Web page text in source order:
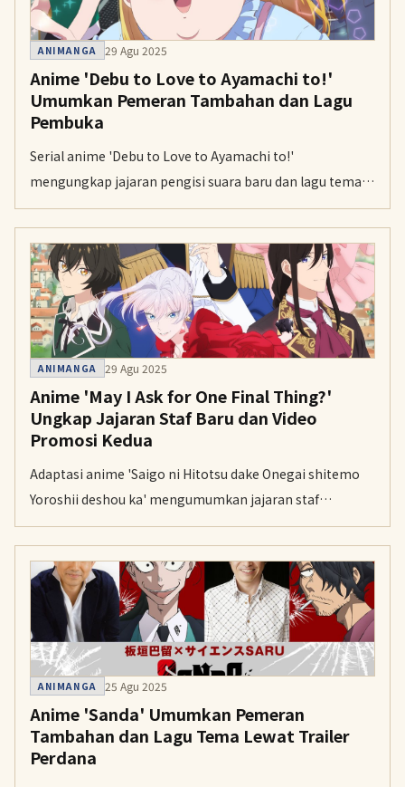
ANIMANGA 29 Agu 2025
Anime 'Debu to Love to Ayamachi to!'
Umumkan Pemeran Tambahan dan Lagu
Pembuka
Serial anime 'Debu to Love to Ayamachi to!'
mengungkap jajaran pengisi suara baru dan lagu tema
pembuka menjelang penayangan perdana pada 6
Oktober.
ANIMANGA 29 Agu 2025
Anime 'May I Ask for One Final Thing?'
Ungkap Jajaran Staf Baru dan Video
Promosi Kedua
Adaptasi anime 'Saigo ni Hitotsu dake Onegai shitemo
Yoroshii deshou ka' mengumumkan jajaran staf
tambahan, pengisi suara baru, dan lagu tema menjelang
debutnya pada 4 Oktober mendatang.
ANIMANGA 25 Agu 2025
Anime 'Sanda' Umumkan Pemeran
Tambahan dan Lagu Tema Lewat Trailer
Perdana